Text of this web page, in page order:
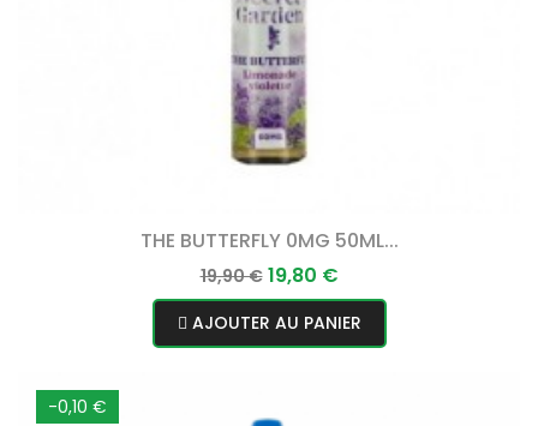
THE BUTTERFLY 0MG 50ML...
Prix
normal
19,90 € Prix
19,80 €
AJOUTER AU PANIER
-0,10 €